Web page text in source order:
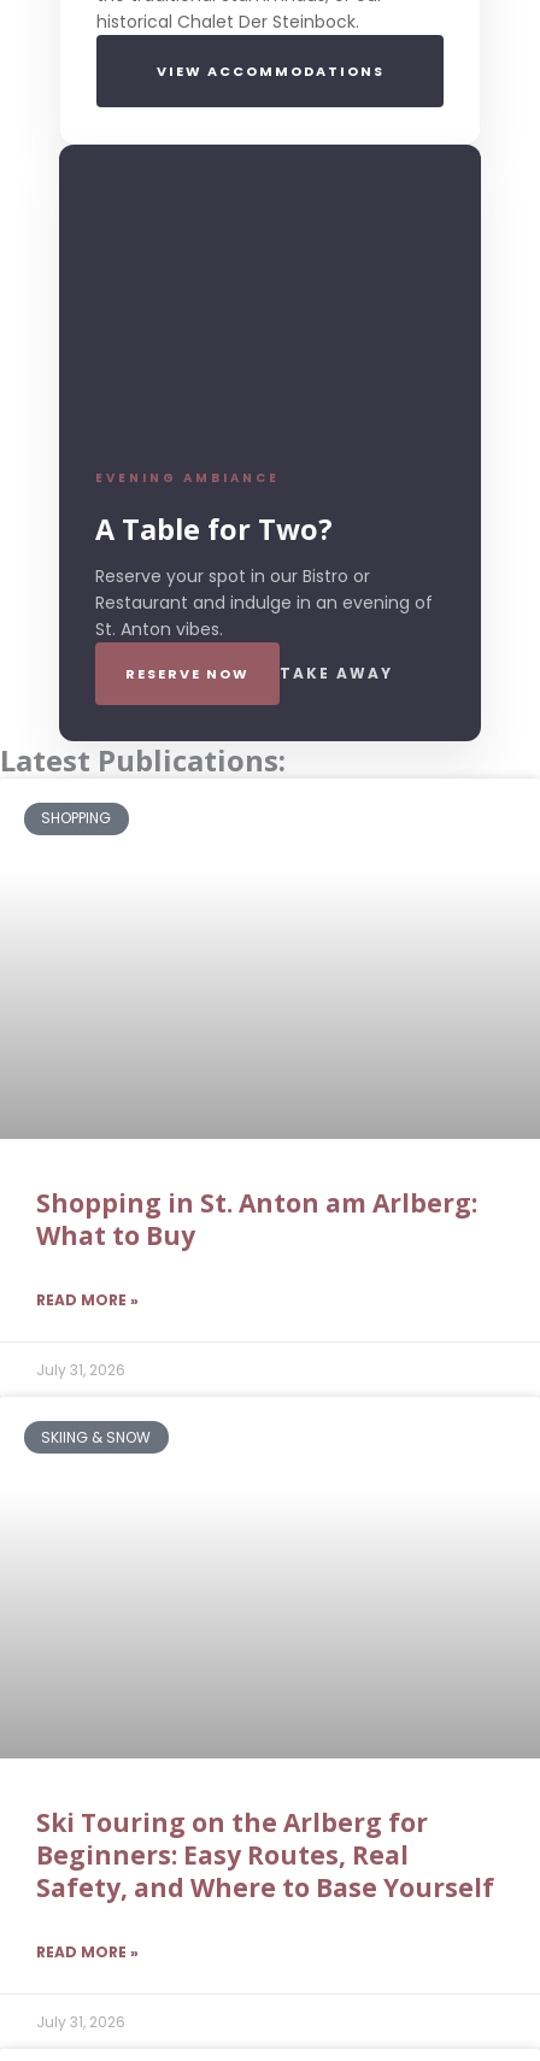
historical Chalet Der Steinbock.
VIEW ACCOMMODATIONS
EVENING AMBIANCE
A Table for Two?
Reserve your spot in our Bistro or
Restaurant and indulge in an evening of
St. Anton vibes.
RESERVE NOW TAKE AWAY
Latest Publications:
SHOPPING
Shopping in St. Anton am Arlberg:
What to Buy
READ MORE »
July 31, 2026
SKIING & SNOW
Ski Touring on the Arlberg for
Beginners: Easy Routes, Real
Safety, and Where to Base Yourself
READ MORE »
July 31, 2026